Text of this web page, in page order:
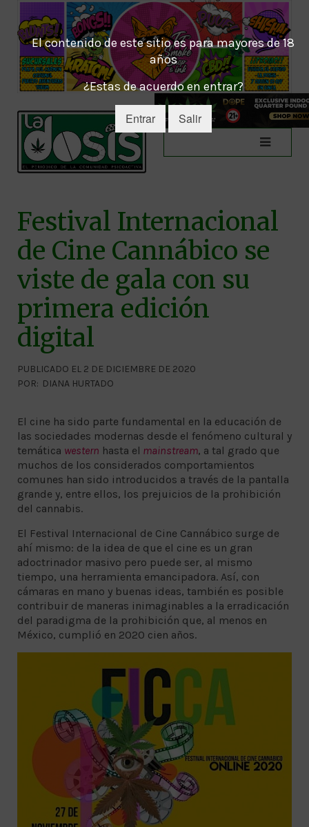
El contenido de este sitio es para mayores de 18
años
¿Estas de acuerdo en entrar?
Entrar Salir
Festival Internacional
de Cine Cannábico se
viste de gala con su
primera edición
digital
PUBLICADO EL 2 DE DICIEMBRE DE 2020
POR: DIANA HURTADO
El cine ha sido parte fundamental en la educación de
las sociedades modernas desde el fenómeno cultural y
temática western hasta el mainstream, a tal grado que
muchos de los considerados comportamientos
comunes han sido introducidos a través de la pantalla
grande y, entre ellos, los prejuicios de la prohibición
del cannabis.
El Festival Internacional de Cine Cannábico surge de
ahí mismo: de la idea de que el cine es un gran
adoctrinador masivo pero puede ser, al mismo
tiempo, una herramienta emancipadora. Así, con
cámaras en mano y buenas ideas, también es posible
contribuir de maneras inimaginables a la erradicación
del paradigma de la prohibición que, al menos en
México, cumplió en 2020 cien años.